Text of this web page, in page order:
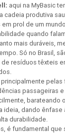
aqui na MyBasic
cadeia produtiva
prol de um
quando
mais duráveis,
Só no Brasil,
resíduos têxteis
passageiras
barateando
ideia, dando ênfase
durabilidade.
é fundamental que